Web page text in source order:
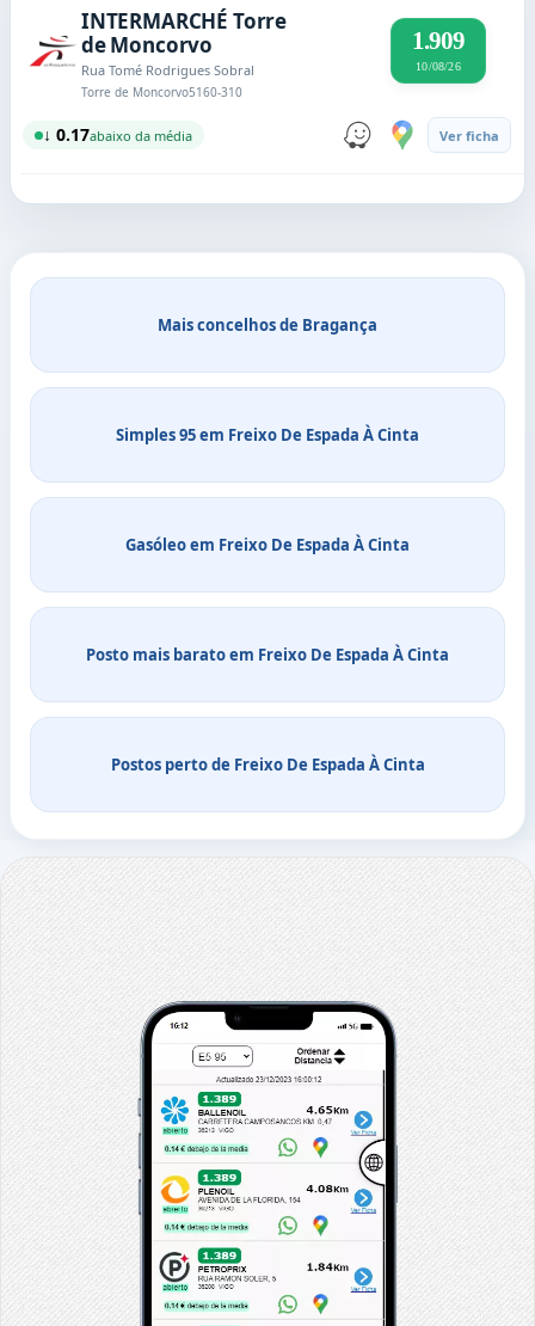
INTERMARCHÉ Torre
de Moncorvo
Rua Tomé Rodrigues Sobral
Torre de Moncorvo5160-310
1.909
10/08/26
↓ 0.17abaixo da média Ver ficha
Mais concelhos de Bragança
Simples 95 em Freixo De Espada À Cinta
Gasóleo em Freixo De Espada À Cinta
Posto mais barato em Freixo De Espada À Cinta
Postos perto de Freixo De Espada À Cinta